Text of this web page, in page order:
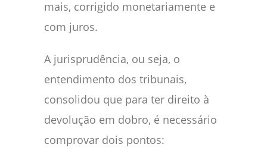
mais, corrigido monetariamente e
com juros.
A jurisprudência, ou seja, o
entendimento dos tribunais,
consolidou que para ter direito à
devolução em dobro, é necessário
comprovar dois pontos: